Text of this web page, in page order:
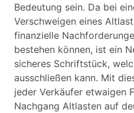
Bedeutung sein. Da bei
Verschweigen eines
finanzielle
bestehen können, ist ein
sicheres Schriftstück,
ausschließen kann. Mit
jeder Verkäufer etwaigen
Nachgang Altlasten auf